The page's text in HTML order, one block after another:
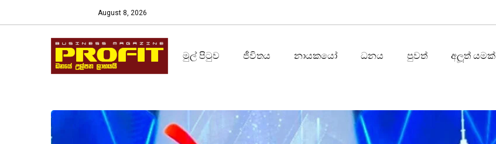
August 8, 2026
මුල් පිටුව ජීවිතය නායකයෝ ධනය පුවත් අලූත් යමක්